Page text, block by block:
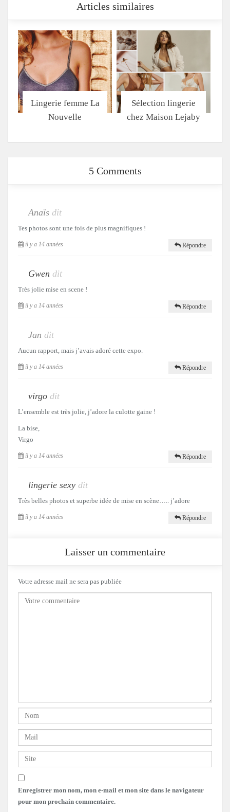
Articles similaires
Lingerie femme La
Nouvelle
Sélection lingerie
chez Maison Lejaby
5 Comments
Anaïs dit
Tes photos sont une fois de plus magnifiques !
il y a 14 années Répondre
Gwen dit
Très jolie mise en scene !
il y a 14 années Répondre
Jan dit
Aucun rapport, mais j’avais adoré cette expo.
il y a 14 années Répondre
virgo dit
L’ensemble est très jolie, j’adore la culotte gaine !
La bise,
Virgo
il y a 14 années Répondre
lingerie sexy dit
Très belles photos et superbe idée de mise en scène….. j’adore
il y a 14 années Répondre
Laisser un commentaire
Votre adresse mail ne sera pas publiée
Enregistrer mon nom, mon e-mail et mon site dans le navigateur
pour mon prochain commentaire.